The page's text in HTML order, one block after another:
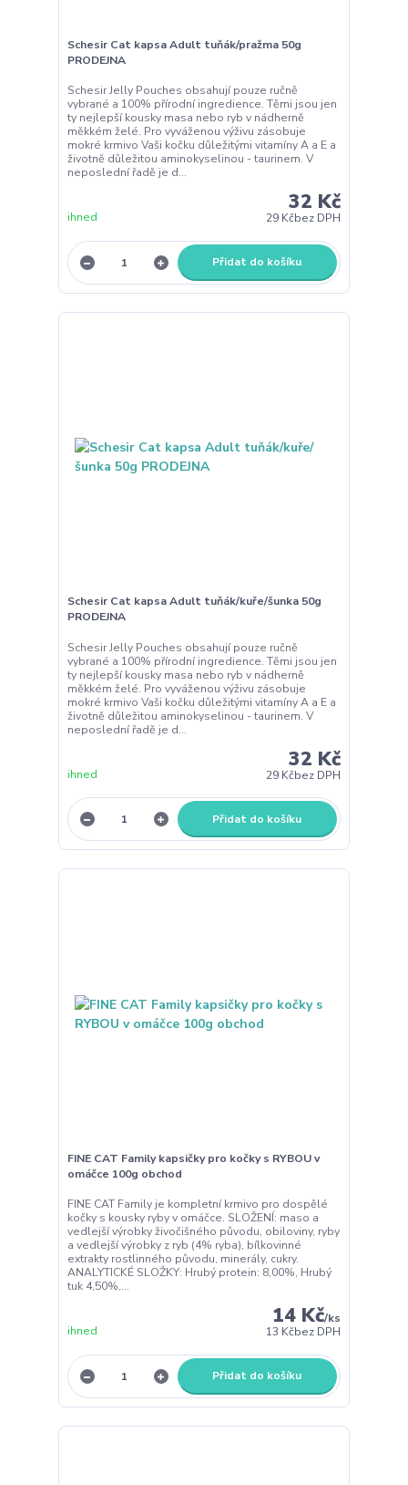
Schesir Cat kapsa Adult tuňák/pražma 50g
PRODEJNA
Schesir Jelly Pouches obsahují pouze ručně
vybrané a 100% přírodní ingredience. Těmi jsou jen
ty nejlepší kousky masa nebo ryb v nádherně
měkkém želé. Pro vyváženou výživu zásobuje
mokré krmivo Vaši kočku důležitými vitamíny A a E a
životně důležitou aminokyselinou - taurinem. V
neposlední řadě je d...
32 Kč
29 Kčbez DPH
ihned
Přidat do košíku
Schesir Cat kapsa Adult tuňák/kuře/šunka 50g
PRODEJNA
Schesir Jelly Pouches obsahují pouze ručně
vybrané a 100% přírodní ingredience. Těmi jsou jen
ty nejlepší kousky masa nebo ryb v nádherně
měkkém želé. Pro vyváženou výživu zásobuje
mokré krmivo Vaši kočku důležitými vitamíny A a E a
životně důležitou aminokyselinou - taurinem. V
neposlední řadě je d...
32 Kč
29 Kčbez DPH
ihned
Přidat do košíku
FINE CAT Family kapsičky pro kočky s RYBOU v
omáčce 100g obchod
FINE CAT Family je kompletní krmivo pro dospělé
kočky s kousky ryby v omáčce. SLOŽENÍ: maso a
vedlejší výrobky živočišného původu, obiloviny, ryby
a vedlejší výrobky z ryb (4% ryba), bílkovinné
extrakty rostlinného původu, minerály, cukry.
ANALYTICKÉ SLOŽKY: Hrubý protein: 8,00%, Hrubý
tuk 4,50%,...
14 Kč/ks
13 Kčbez DPH
ihned
Přidat do košíku